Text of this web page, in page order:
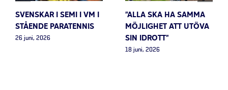
SVENSKAR I SEMI I VM I
STÅENDE PARATENNIS
26 juni, 2026
”ALLA SKA HA SAMMA
MÖJLIGHET ATT UTÖVA
SIN IDROTT”
18 juni, 2026